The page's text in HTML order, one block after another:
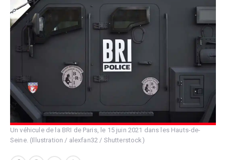
Un véhicule de la BRI de Paris, le 15 juin 2021 dans les Hauts-de-
Seine. (Illustration / alexfan32 / Shutterstock)